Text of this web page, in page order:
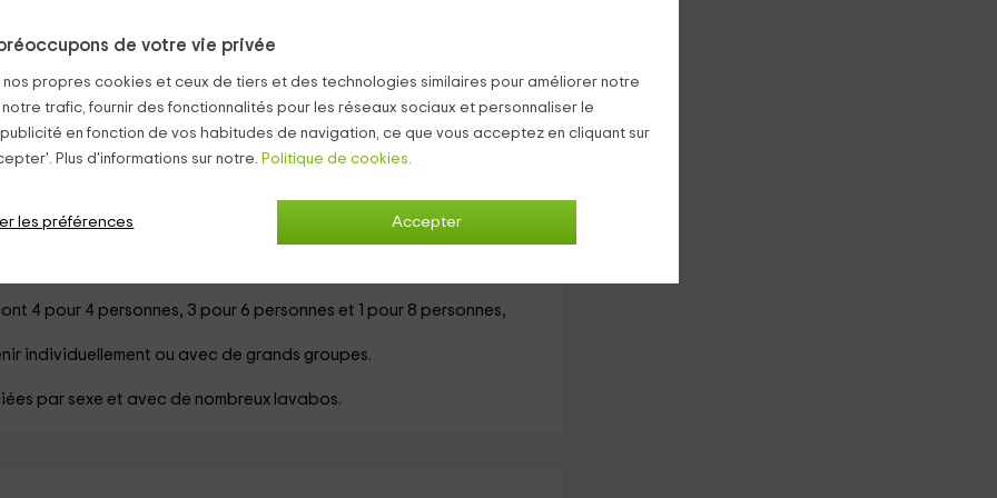
de votre vie privée
nos propres cookies et ceux de tiers et des technologies similaires pour améliorer notre
trafic, fournir des fonctionnalités pour les réseaux sociaux et personnaliser le
en fonction de vos habitudes de navigation, ce que vous acceptez en cliquant sur
Plus d'informations sur notre. Politique de cookies.
Accepter
les préférences
42 chambres
de300€
4 pour 4 personnes, 3 pour 6 personnes et 1 pour 8 personnes,
individuellement ou avec de grands groupes.
par sexe et avec de nombreux lavabos.